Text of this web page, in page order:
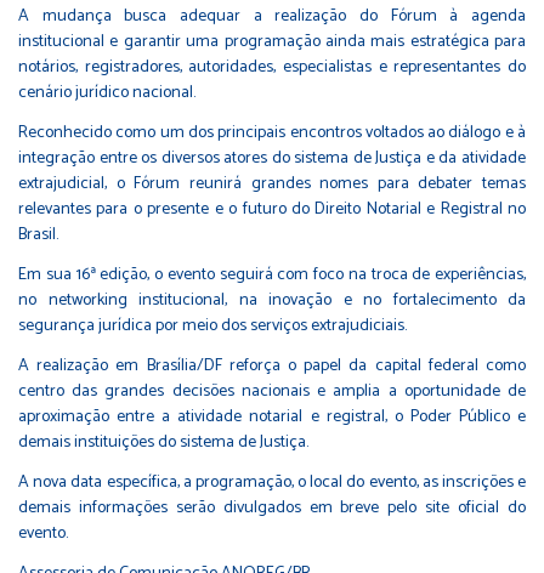
A mudança busca adequar a realização do Fórum à agenda
institucional e garantir uma programação ainda mais estratégica para
notários, registradores, autoridades, especialistas e representantes do
cenário jurídico nacional.
Reconhecido como um dos principais encontros voltados ao diálogo e à
integração entre os diversos atores do sistema de Justiça e da atividade
extrajudicial, o Fórum reunirá grandes nomes para debater temas
relevantes para o presente e o futuro do Direito Notarial e Registral no
Brasil.
Em sua 16ª edição, o evento seguirá com foco na troca de experiências,
no networking institucional, na inovação e no fortalecimento da
segurança jurídica por meio dos serviços extrajudiciais.
A realização em Brasília/DF reforça o papel da capital federal como
centro das grandes decisões nacionais e amplia a oportunidade de
aproximação entre a atividade notarial e registral, o Poder Público e
demais instituições do sistema de Justiça.
A nova data específica, a programação, o local do evento, as inscrições e
demais informações serão divulgados em breve pelo site oficial do
evento.